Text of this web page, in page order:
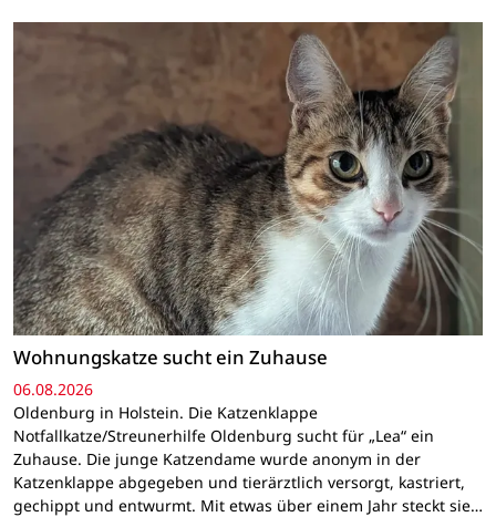
Wohnungskatze sucht ein Zuhause
06.08.2026
Oldenburg in Holstein. Die Katzenklappe
Notfallkatze/Streunerhilfe Oldenburg sucht für „Lea“ ein
Zuhause. Die junge Katzendame wurde anonym in der
Katzenklappe abgegeben und tierärztlich versorgt, kastriert,
gechippt und entwurmt. Mit etwas über einem Jahr steckt sie…